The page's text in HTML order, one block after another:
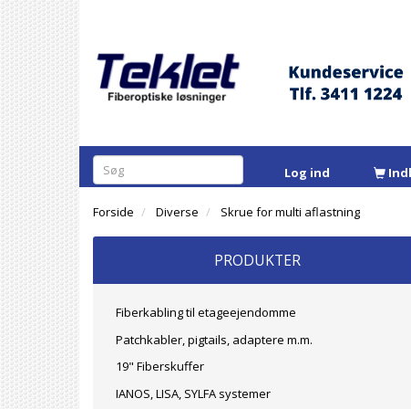
Log ind
Forside Diverse Skrue for multi aflastning
PRODUKTER
Fiberkabling til etageejendomme
Patchkabler, pigtails, adaptere m.m.
19" Fiberskuffer
IANOS, LISA, SYLFA systemer